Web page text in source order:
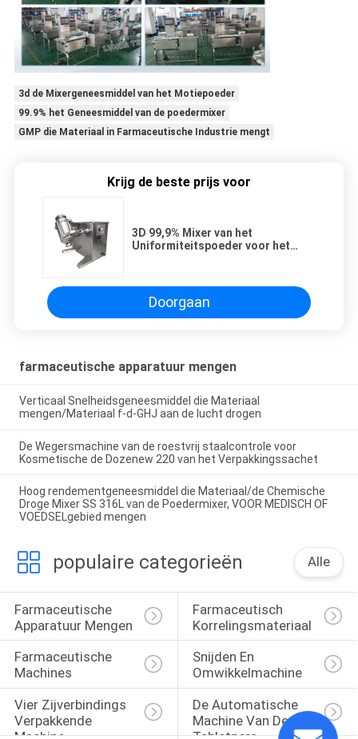
3d de Mixergeneesmiddel van het Motiepoeder
99.9% het Geneesmiddel van de poedermixer
GMP die Materiaal in Farmaceutische Industrie mengt
Krijg de beste prijs voor
3D 99,9% Mixer van het
Uniformiteitspoeder voor het
Doorgaan
farmaceutische apparatuur mengen
Verticaal Snelheidsgeneesmiddel die Materiaal
mengen/Materiaal f-d-GHJ aan de lucht drogen
De Wegersmachine van de roestvrij staalcontrole voor
Kosmetische de Dozenew 220 van het Verpakkingssachet
Hoog rendementgeneesmiddel die Materiaal/de Chemische
Droge Mixer SS 316L van de Poedermixer, VOOR MEDISCH OF
VOEDSELgebied mengen
populaire categorieën Alle
Farmaceutische
Apparatuur Mengen
Farmaceutisch
Korrelingsmateriaal
Farmaceutische
Machines
Snijden En
Omwikkelmachine
Vier Zijverbindings
Verpakkende
De Automatische
Machine Van De